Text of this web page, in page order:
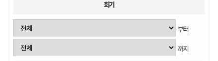
회기
부터
까지